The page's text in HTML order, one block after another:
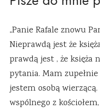
„Panie Rafale znowu
Nieprawdą jest że
prawdą jest , że księża
pytania. Mam
jestem osobą
wspólnego z